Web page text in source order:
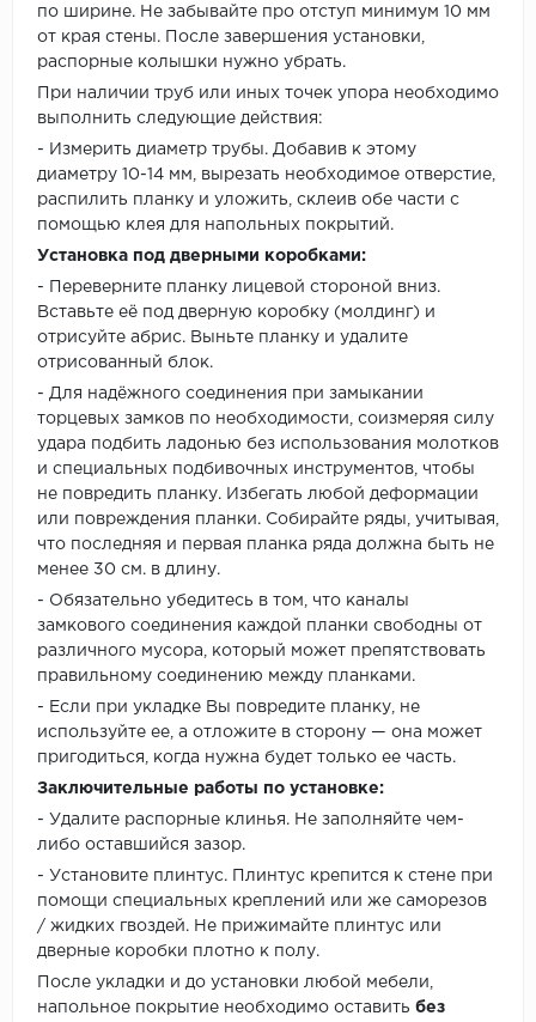
по ширине. Не забывайте про отступ минимум 10 мм
от края стены. После завершения установки,
распорные колышки нужно убрать.
При наличии труб или иных точек упора необходимо
выполнить следующие действия:
- Измерить диаметр трубы. Добавив к этому
диаметру 10-14 мм, вырезать необходимое отверстие,
распилить планку и уложить, склеив обе части с
помощью клея для напольных покрытий.
Установка под дверными коробками:
- Переверните планку лицевой стороной вниз.
Вставьте её под дверную коробку (молдинг) и
отрисуйте абрис. Выньте планку и удалите
отрисованный блок.
- Для надёжного соединения при замыкании
торцевых замков по необходимости, соизмеряя силу
удара подбить ладонью без использования молотков
и специальных подбивочных инструментов, чтобы
не повредить планку. Избегать любой деформации
или повреждения планки. Собирайте ряды, учитывая,
что последняя и первая планка ряда должна быть не
менее 30 см. в длину.
- Обязательно убедитесь в том, что каналы
замкового соединения каждой планки свободны от
различного мусора, который может препятствовать
правильному соединению между планками.
- Если при укладке Вы повредите планку, не
используйте ее, а отложите в сторону — она может
пригодиться, когда нужна будет только ее часть.
Заключительные работы по установке:
- Удалите распорные клинья. Не заполняйте чем-
либо оставшийся зазор.
- Установите плинтус. Плинтус крепится к стене при
помощи специальных креплений или же саморезов
/ жидких гвоздей. Не прижимайте плинтус или
дверные коробки плотно к полу.
После укладки и до установки любой мебели,
напольное покрытие необходимо оставить без